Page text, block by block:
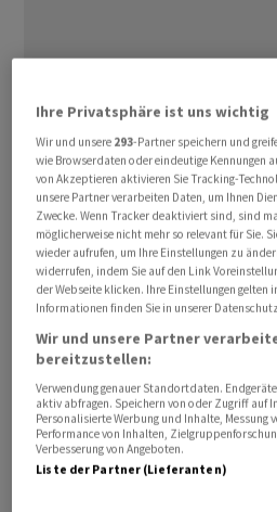
Wer sich für eine sogenannte
einen dauerhaften
möchte, solle dazu in der
Verfahren im Heimatland
Anweisung der zuständigen
Effektiv setzt die US-Regierung
für den Erhalt der Green Card.
Bisher war es Urlaubern,
Besuchern mit begrenztem
bestimmten Bedingungen
USA auf eine Green Card zu
Ihre Privatsphäre ist uns wichtig
Wir und unsere 293-Partner speichern und
wie Browserdaten oder eindeutige Kennungen
von Akzeptieren aktivieren Sie Tracking-
unsere Partner verarbeiten Daten, um Ihnen
Zwecke. Wenn Tracker deaktiviert sind, sind
möglicherweise nicht mehr so relevant für Sie.
wieder aufrufen, um Ihre Einstellungen zu
widerrufen, indem Sie auf den Link
der Webseite klicken. Ihre Einstellungen gelten
Informationen finden Sie in unserer
Wir und unsere Partner
bereitzustellen:
Verwendung genauer Standortdaten.
aktiv abfragen. Speichern von oder Zugriff auf
Personalisierte Werbung und Inhalte, Messung
Performance von Inhalten,
Verbesserung von Angeboten.
Liste der Partner (Lieferanten)